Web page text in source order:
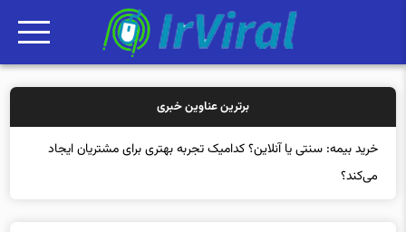
برترین عناوین خبری
خرید بیمه